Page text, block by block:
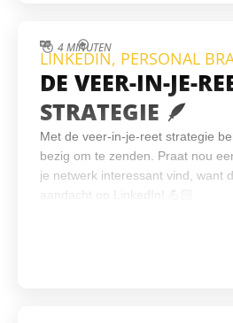
4 MINUTEN
LINKEDIN, PERSONAL
DE VEER-IN-JE-
STRATEGIE 🪶
Met de veer-in-je-reet strategie
bezig om te zenden. Praat nou
je netwerk interessant vind, want
aandacht op LinkedIn! 💪🏻